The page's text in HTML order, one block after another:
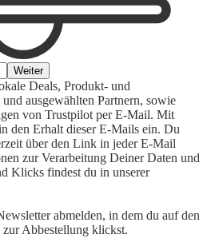
Weiter
Deals, Produkt- und
ausgewählten Partnern, sowie
von Trustpilot per E-Mail. Mit
den Erhalt dieser E-Mails ein. Du
über den Link in jeder E-Mail
zur Verarbeitung Deiner Daten und
Klicks findest du in unserer
abmelden, in dem du auf den
Abbestellung klickst.